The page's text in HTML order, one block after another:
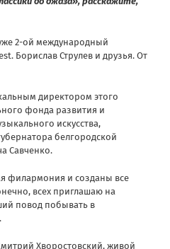
2-ой международный
Борислав Струлев и друзья. От
директором этого
фонда развития и
искусства,
белгородской
Савченко.
филармония и созданы все
всех приглашаю на
повод побывать в
Хворостовский, живой